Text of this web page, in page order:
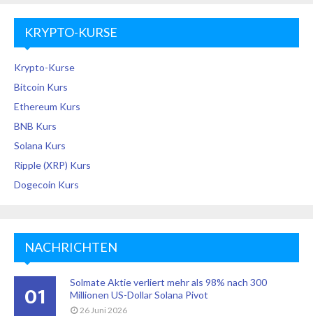
KRYPTO-KURSE
Krypto-Kurse
Bitcoin Kurs
Ethereum Kurs
BNB Kurs
Solana Kurs
Ripple (XRP) Kurs
Dogecoin Kurs
NACHRICHTEN
01
Solmate Aktie verliert mehr als 98% nach 300
Millionen US-Dollar Solana Pivot
26 Juni 2026